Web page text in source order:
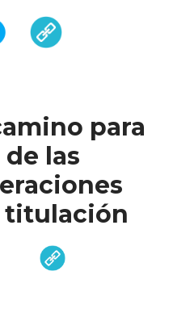
para
las
titulación